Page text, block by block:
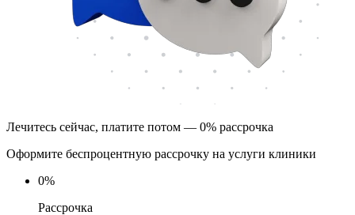
Лечитесь сейчас, платите потом — 0% рассрочка
Оформите беспроцентную рассрочку на услуги клиники
0%
Рассрочка